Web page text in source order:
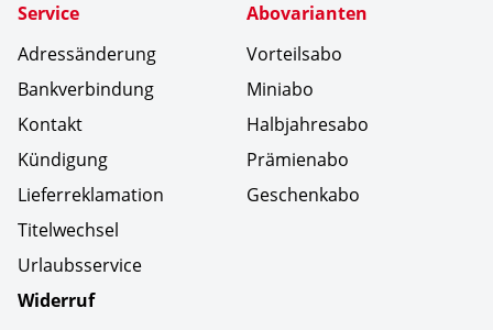
Service
Adressänderung
Bankverbindung
Kontakt
Kündigung
Lieferreklamation
Titelwechsel
Urlaubsservice
Widerruf
Abovarianten
Vorteilsabo
Miniabo
Halbjahresabo
Prämienabo
Geschenkabo